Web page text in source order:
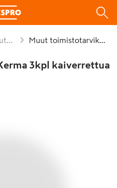
Muut toimistotarvikkeet
3kpl kaiverrettua